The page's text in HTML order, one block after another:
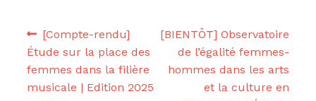
Navigation
de
l’article
Article
précédent :
[Compte-rendu]
Étude sur la place des
femmes dans la filière
musicale | Edition 2025
Article
suivant :
[BIENTÔT] Observatoire
de l’égalité femmes-
hommes dans les arts
et la culture en